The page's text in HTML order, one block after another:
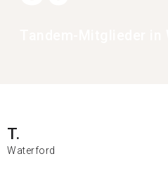
T.
Waterford